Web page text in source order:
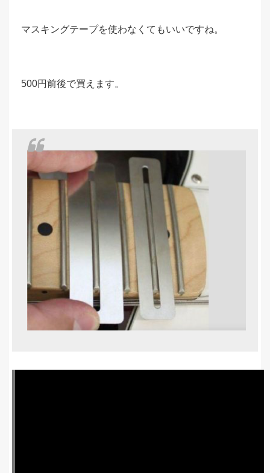
マスキングテープを使わなくてもいいですね。
500円前後で買えます。